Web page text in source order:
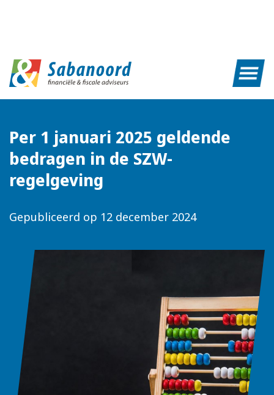
Per 1 januari 2025 geldende
bedragen in de SZW-
regelgeving
Gepubliceerd op 12 december 2024